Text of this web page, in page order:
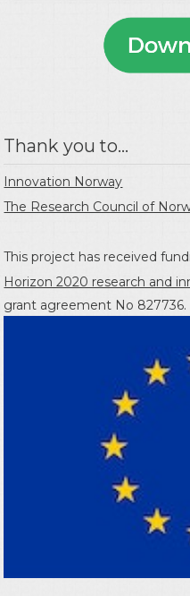
Thank you to...
Innovation Norway
The Research Council of
This project has received
Horizon 2020 research and
grant agreement No 827736.